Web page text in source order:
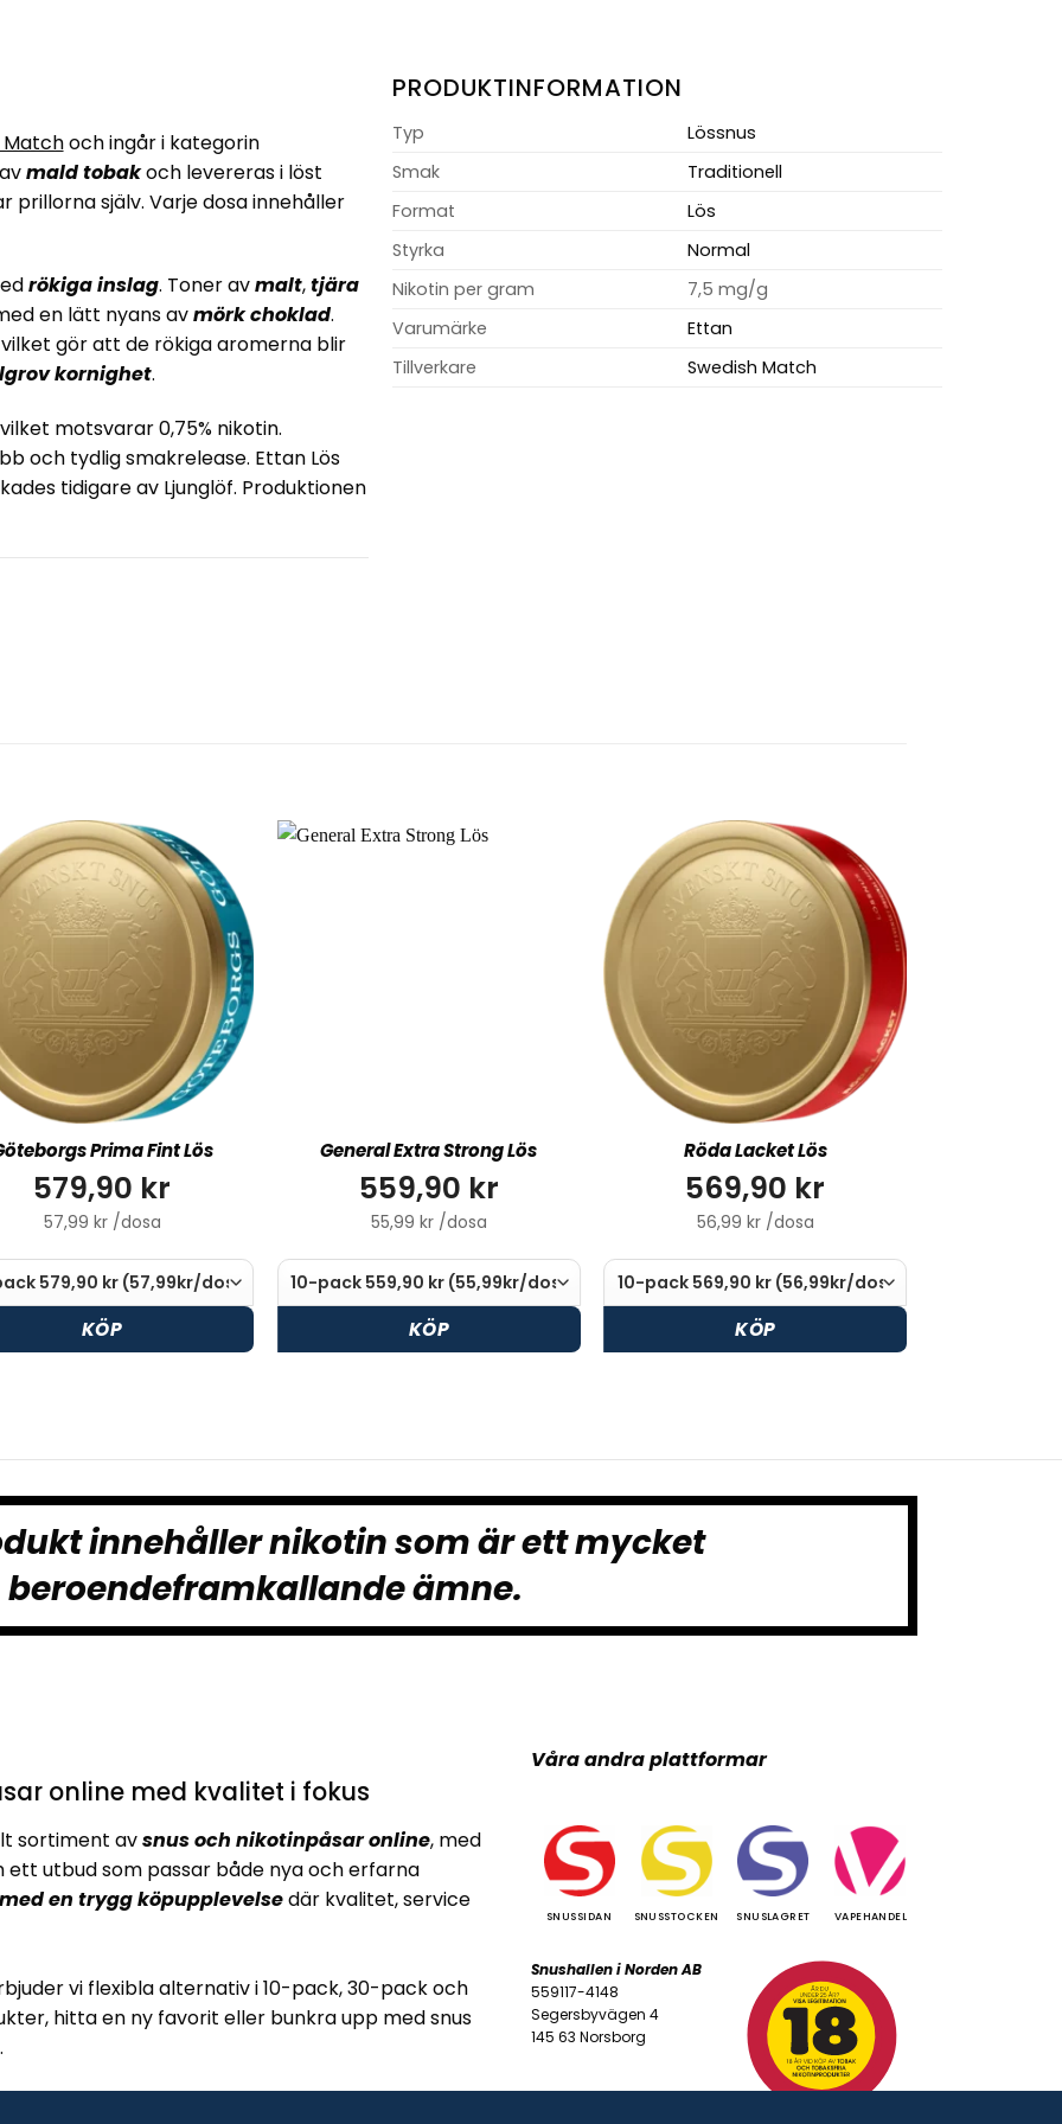
Matchoch ingår i kategorin
mald tobakoch levereras i löst
själv. Varje dosa innehåller
rökigainslag. Toner avmalt,tjära
en lätt nyans avmörkchoklad.
gör att de rökiga aromerna blir
kornighet.
motsvarar 0,75% nikotin.
och tydlig smakrelease. Ettan Lös
tidigare av Ljunglöf. Produktionen
PRODUKTINFORMATION
Typ
Lössnus
Smak
Traditionell
Format
Lös
Styrka
Normal
Nikotin per gram
7,5 mg/g
Varumärke
Ettan
Tillverkare
Swedish Match
Prima Fint Lös
579,90 kr
57,99 kr /dosa
KÖP
General Extra Strong Lös
559,90 kr
55,99 kr /dosa
KÖP
Röda Lacket Lös
569,90 kr
56,99 kr /dosa
KÖP
innehåller nikotin som är ett mycket
beroendeframkallande ämne.
online med kvalitet i fokus
sortiment avsnus och nikotinpåsar online, med
utbud som passar både nya och erfarna
en trygg köpupplevelsedär kvalitet, service
vi flexibla alternativ i 10-pack, 30-pack och
hitta en ny favorit eller bunkra upp med snus
Våra andra plattformar
SNUSSIDAN SNUSSTOCKEN SNUSLAGRET VAPEHANDEL
Snushallen i Norden AB
559117-4148
Segersbyvägen 4
145 63 Norsborg